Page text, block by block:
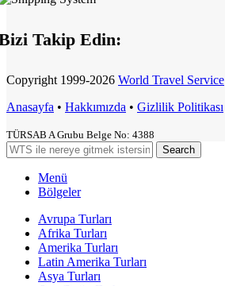
Takip Edin:
Copyright 1999-2026 World Travel Service
Anasayfa • Hakkımızda • Gizlilik Politikası
TÜRSAB A Grubu Belge No: 4388
Search
Menü
Bölgeler
Avrupa Turları
Afrika Turları
Amerika Turları
Latin Amerika Turları
Asya Turları